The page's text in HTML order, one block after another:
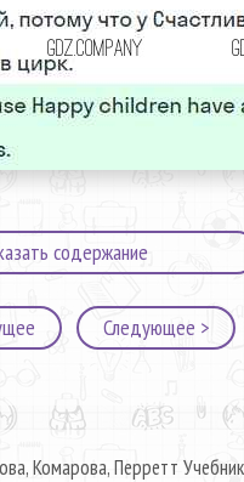
содержание
Следующее >
Комарова, Перретт